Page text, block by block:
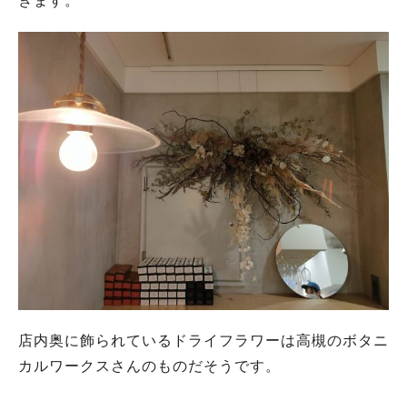
店内奥に飾られているドライフラワーは高槻のボタニ
カルワークスさんのものだそうです。